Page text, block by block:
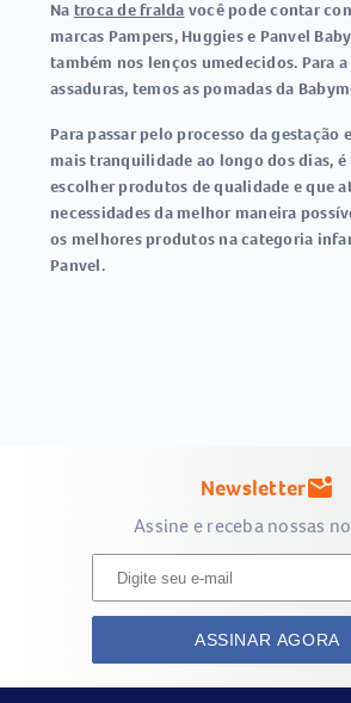
Na troca de fralda você pode contar
marcas Pampers, Huggies e Panvel
também nos lenços umedecidos. Para
assaduras, temos as pomadas da
Para passar pelo processo da gestação
mais tranquilidade ao longo dos dias,
escolher produtos de qualidade e que
necessidades da melhor maneira
os melhores produtos na categoria
Panvel.
Newslettermark_email_unread
Assine e receba nossas
ASSINAR AGORA